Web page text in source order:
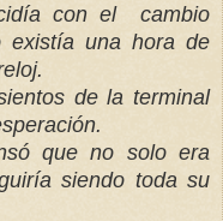
con el cambio
una hora de
de la terminal
que no solo era
siendo toda su